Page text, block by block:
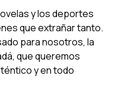
y los deportes
que extrañar tanto.
para nosotros, la
que queremos
y en todo